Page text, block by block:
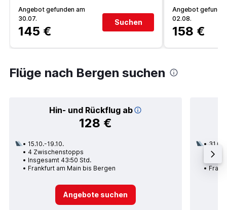
Angebot gefunden am
30.07.
145 €
Suchen
Angebot
02.08.
158 €
Flüge nach Bergen suchen
Hin- und Rückflug ab
128 €
15.10.-19.10.
4 Zwischenstopps
Insgesamt 43:50 Std.
Frankfurt am Main bis Bergen
Angebote suchen
31.08.
1